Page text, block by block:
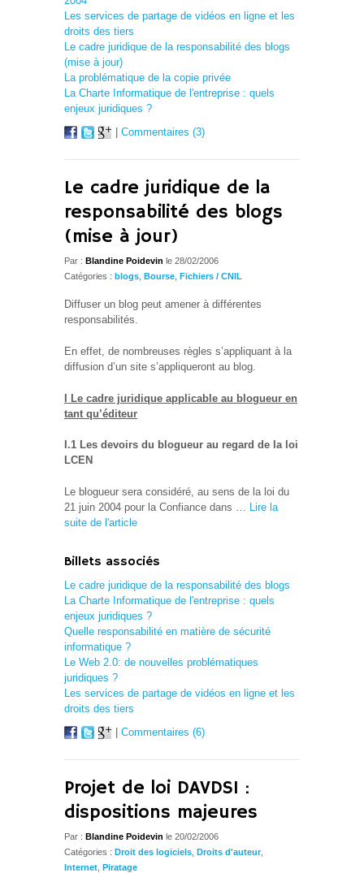
Les services de partage de vidéos en ligne et les
droits des tiers
Le cadre juridique de la responsabilité des blogs
(mise à jour)
La problématique de la copie privée
La Charte Informatique de l'entreprise : quels
enjeux juridiques ?
Commentaires (3)
Le cadre juridique de la
responsabilité des blogs
(mise à jour)
Par : Blandine Poidevin le 28/02/2006
Catégories : blogs Bourse Fichiers / CNIL
Diffuser un blog peut amener à différentes
responsabilités.
En effet, de nombreuses règles s’appliquant à la
diffusion d’un site s’appliqueront au blog.
I Le cadre juridique applicable au blogueur en
tant qu’éditeur
I.1 Les devoirs du blogueur au regard de la loi
LCEN
Le blogueur sera considéré, au sens de la loi du
21 juin 2004 pour la Confiance dans … Lire la
suite de l'article
Billets associés
Le cadre juridique de la responsabilité des blogs
La Charte Informatique de l'entreprise : quels
enjeux juridiques ?
Quelle responsabilité en matière de sécurité
informatique ?
Le Web 2.0: de nouvelles problématiques
juridiques ?
Les services de partage de vidéos en ligne et les
droits des tiers
Commentaires (6)
Projet de loi DAVDSI :
dispositions majeures
Par : Blandine Poidevin le 20/02/2006
Catégories : Droit des logiciels Droits d'auteur,
Internet Piratage